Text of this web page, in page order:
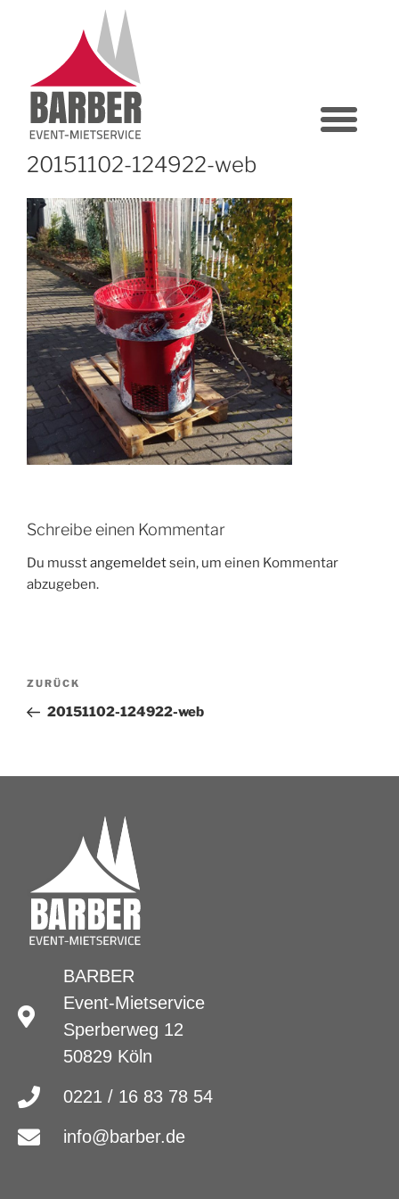
20151102-124922-web
Schreibe einen Kommentar
Du musstangemeldetsein, um einen Kommentar
abzugeben.
ZURÜCK
20151102-124922-web
BARBER
Event-Mietservice
Sperberweg 12
50829 Köln
0221 / 16 83 78 54
info@barber.de